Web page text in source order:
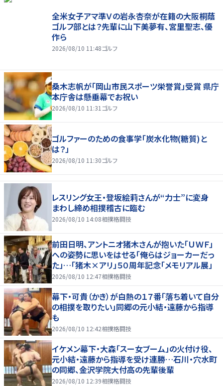
全米女子アマ準Ｖの岩永杏奈が在籍の大阪桐蔭
ゴルフ部とは？先輩に山下美夢有、宮里聖志、優
作ら
2026/08/10 11:48ゴルフ
桑木志帆が「岡山市民スポーツ栄誉賞」受賞 県庁
本庁舎は懸垂幕でお祝い
2026/08/10 11:31 ゴルフ
ゴルファーのための食事学「炭水化物(糖質)と
は？」
2026/08/10 11:30ゴルフ
レスリング女王・登坂絵莉さんが“力士”に変身
まわし締め相撲稽古に臨む
2026/08/10 14:08相撲格闘技
前田日明、アントニオ猪木さんが抱いた「ＵＷＦ」
への姿勢に思いをはせる「俺らはジョーカーだっ
た」…「猪木×アリ」５０周年記念「メモリアル展」
2026/08/10 12:47相撲格闘技
幕下・可貴（かき）が白熱の１７番「落ち着いて自分
の相撲を取りたい」同郷の元小結・遠藤から指導
も
2026/08/10 12:42相撲格闘技
イケメン幕下・大森「スー女ブーム」の火付け役、
元小結・遠藤から指導を受け連勝…石川・穴水町
の同郷、金沢学院大付高の先輩後輩
2026/08/10 12:39相撲格闘技